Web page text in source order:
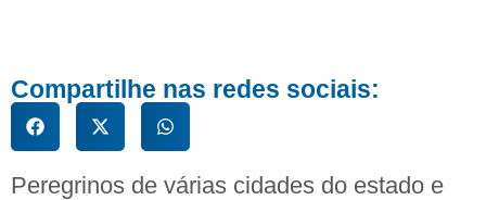
Compartilhe nas redes sociais:
Peregrinos de várias cidades do estado e